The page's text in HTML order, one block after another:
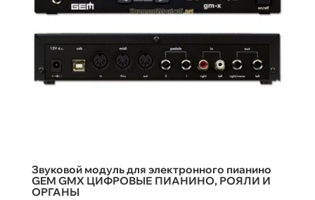
Звуковой модуль для электронного пианино
GEM GMX ЦИФРОВЫЕ ПИАНИНО, РОЯЛИ И
ОРГАНЫ